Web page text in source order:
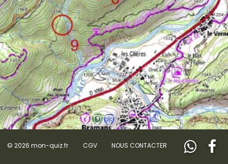
© 2026 mon-quiz.fr CGV NOUS CONTACTER